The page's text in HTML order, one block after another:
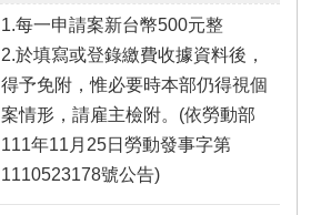
1.每一申請案新台幣500元整
2.於填寫或登錄繳費收據資料後，
得予免附，惟必要時本部仍得視個
案情形，請雇主檢附。(依勞動部
111年11月25日勞動發事字第
1110523178號公告)